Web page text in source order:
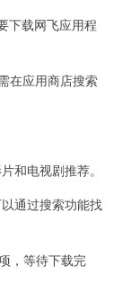
载网飞应用程
在应用商店搜索
电视剧推荐。
通过搜索功能找
，等待下载完